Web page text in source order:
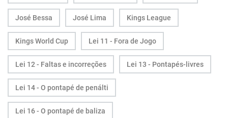
José Bessa José Lima Kings League
Kings World Cup Lei 11 - Fora de Jogo
Lei 12 - Faltas e incorreções Lei 13 - Pontapés-livres
Lei 14 - O pontapé de penálti
Lei 16 - O pontapé de baliza